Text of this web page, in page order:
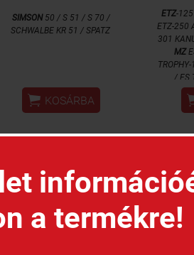
a termékre!
SIMSON50 / S 51 / S 70 /
SCHWALBE KR 51 / SPATZ
 KOSÁRBA
ETZ-
ETZ-250
301
MZ
/ ES
SIMSON